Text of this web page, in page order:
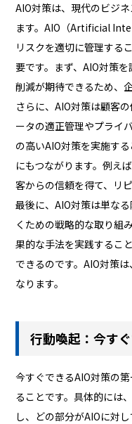
AIO対策は、現代のビジ
ます。AIO（Artificial
リスクを適切に管理する
要です。まず、AIO対策
削減が期待できるため、
さらに、AIO対策は顧客
ータの適正管理やプライ
の高いAIO対策を実施す
にもつながります。例え
客からの信頼を得て、リ
最後に、AIO対策は単な
くための戦略的な取り組
果的な手法を実践するこ
できるのです。AIO対策
なります。
行動喚起：今す
今すぐできるAIO対策の
ることです。具体的には
し、どの部分がAIOに対